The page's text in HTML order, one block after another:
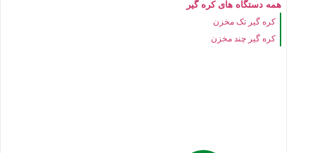
همه دستگاه های کره گیر
کره گیر تک مخزن
کره گیر چند مخزن